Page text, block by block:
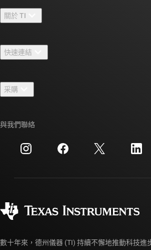
關於 TI
人才招募
新聞室
活動
投資人關系
快速連結
TI E2E™ 設計支援論壇
交互參考搜索
客戶支援中心
myTI 帳戶常見問題解答
采購
訂購 FAQ
與我們聯絡
數十年來，德州儀器 (TI) 持續不懈地推動科技進